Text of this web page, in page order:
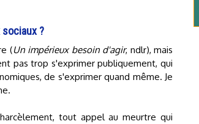
?
(Un impérieux besoin d'agir, ndlr), mais
pas trop s'exprimer publiquement, qui
de s'exprimer quand même. Je
tout appel au meurtre qui